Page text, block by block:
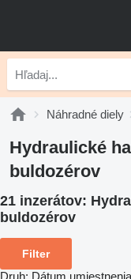
Náhradné diely
Hydraulické
buldozérov
21 inzerátov:
buldozérov
Filter
Druh: Dátum umiestnenia